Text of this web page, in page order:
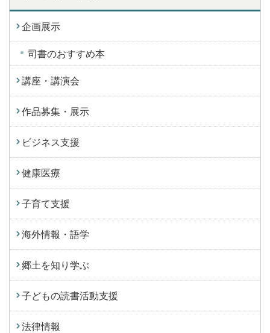
企画展示
司書のおすすめ本
講座・講演会
作品募集・展示
ビジネス支援
健康医療
子育て支援
海外情報・語学
郷土を知り学ぶ
子どもの読書活動支援
法律情報